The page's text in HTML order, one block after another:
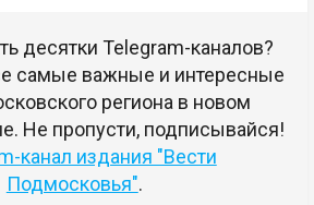
десятки Telegram-каналов?
самые важные и интересные
региона в новом
Не пропусти, подписывайся!
канал издания "Вести
Подмосковья".